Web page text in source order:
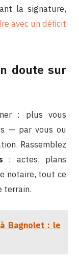
la signature,
avec un déficit
doute sur
: plus vous
— par vous ou
Rassemblez
: actes, plans
notaire, tout ce
terrain.
Bagnolet : le